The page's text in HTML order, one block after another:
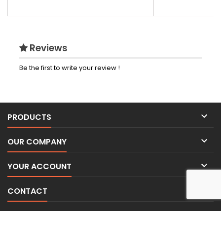
Reviews
Be the first to write your review !
PRODUCTS 
OUR COMPANY 
YOUR ACCOUNT 
CONTACT